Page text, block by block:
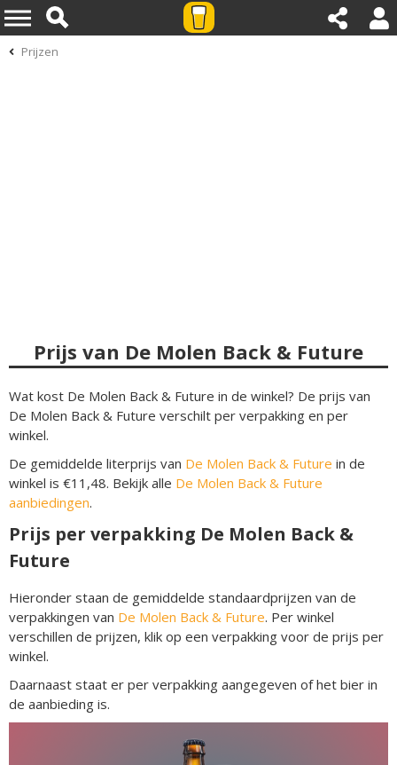
Prijzen
Prijs van De Molen Back & Future
Wat kost De Molen Back & Future in de winkel? De prijs van
De Molen Back & Future verschilt per verpakking en per
winkel.
De gemiddelde literprijs van De Molen Back & Future in de
winkel is €11,48. Bekijk alle De Molen Back & Future
aanbiedingen.
Prijs per verpakking De Molen Back &
Future
Hieronder staan de gemiddelde standaardprijzen van de
verpakkingen van De Molen Back & Future. Per winkel
verschillen de prijzen, klik op een verpakking voor de prijs per
winkel.
Daarnaast staat er per verpakking aangegeven of het bier in
de aanbieding is.